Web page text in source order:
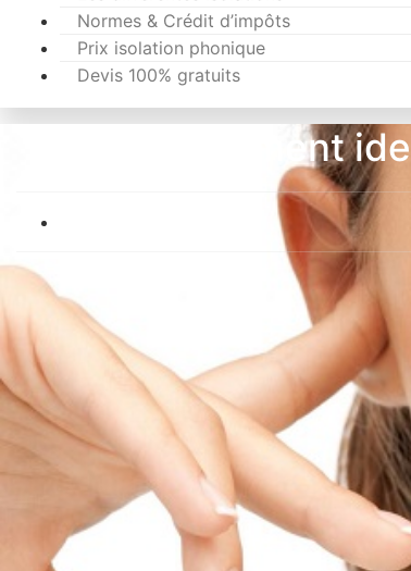
Normes & Crédit d’impôts
Prix isolation phonique
Devis 100% gratuits
Comment